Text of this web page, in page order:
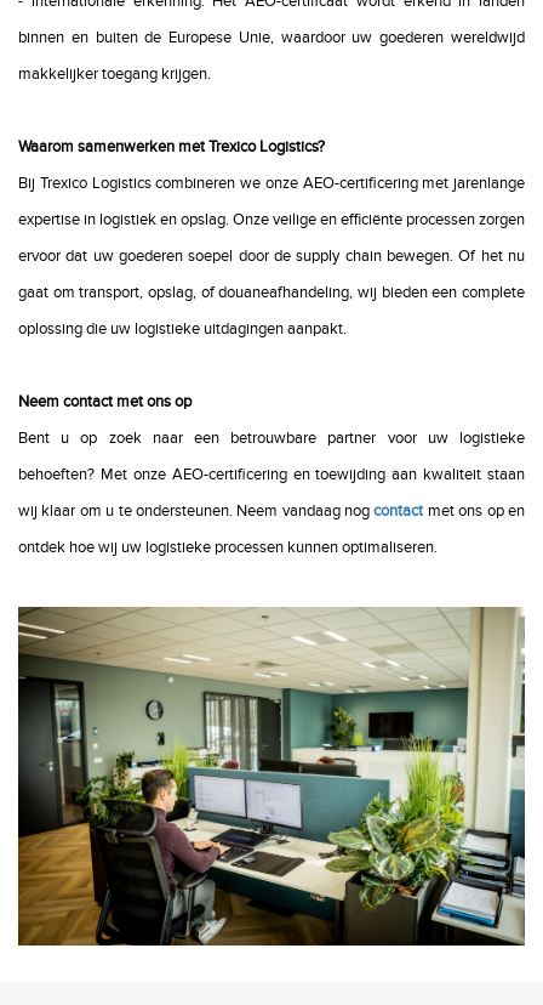
binnen en buiten de Europese Unie, waardoor uw goederen wereldwijd
makkelijker toegang krijgen.
Waarom samenwerken met Trexico Logistics?
Bij Trexico Logistics combineren we onze AEO-certificering met jarenlange
expertise in logistiek en opslag. Onze veilige en efficiënte processen zorgen
ervoor dat uw goederen soepel door de supply chain bewegen. Of het nu
gaat om transport, opslag, of douaneafhandeling, wij bieden een complete
oplossing die uw logistieke uitdagingen aanpakt.
Neem contact met ons op
Bent u op zoek naar een betrouwbare partner voor uw logistieke
behoeften? Met onze AEO-certificering en toewijding aan kwaliteit staan
wij klaar om u te ondersteunen. Neem vandaag nogcontactmet ons op en
ontdek hoe wij uw logistieke processen kunnen optimaliseren.